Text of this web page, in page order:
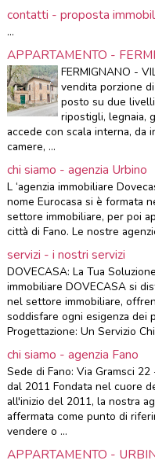
contatti - proposta
...
APPARTAMENTO -
FERMIGNANO -
vendita porzione
posto su due
ripostigli, legnaia,
accede con scala interna, da
camere, ...
chi siamo - agenzia Urbino
L ‘agenzia immobiliare
nome Eurocasa si è formata
settore immobiliare, per poi
città di Fano. Le nostre
servizi - i nostri servizi
DOVECASA: La Tua
immobiliare DOVECASA si
nel settore immobiliare,
soddisfare ogni esigenza dei
Progettazione: Un Servizio
chi siamo - agenzia Fano
Sede di Fano: Via Gramsci
dal 2011 Fondata nel cuore
all'inizio del 2011, la nostra
affermata come punto di
vendere o ...
APPARTAMENTO -